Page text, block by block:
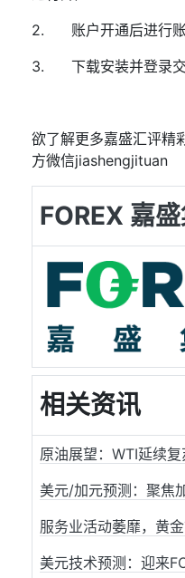
2. 账户开通后进行
3. 下载安装并登录
欲了解更多嘉盛汇评精
方微信jiashengjituan
FOREX 嘉
相关资讯
原油展望：WTI延续复
美元/加元预测：聚焦
服务业活动萎靡，黄
美元技术预测：迎来